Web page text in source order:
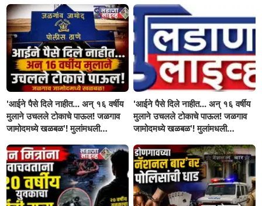
'आईने पैसे दिले नाहीत... अन् १६ वर्षीय
मुलाने उचलले टोकाचे पाऊल! जळगाव
जामोदमध्ये खळबळ'! मुलांमधली
'आईने पैसे दिले नाहीत... अन् १६ वर्षीय
मुलाने उचलले टोकाचे पाऊल! जळगाव
जामोदमध्ये खळबळ'! मुलांमधली